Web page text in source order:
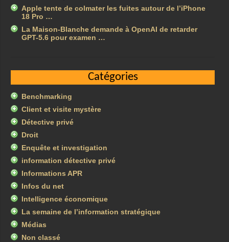
Apple tente de colmater les fuites autour de l’iPhone
18 Pro …
La Maison-Blanche demande à OpenAI de retarder
GPT-5.6 pour examen …
Catégories
Benchmarking
Client et visite mystère
Détective privé
Droit
Enquête et investigation
information détective privé
Informations APR
Infos du net
Intelligence économique
La semaine de l’information stratégique
Médias
Non classé